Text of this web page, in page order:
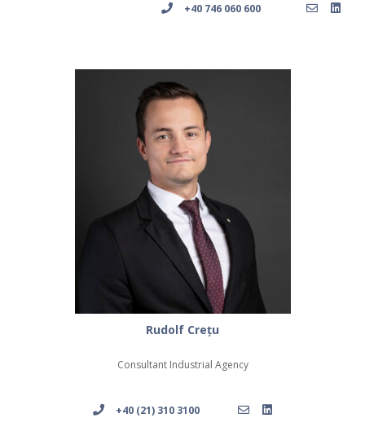
+40 746 060 600
Rudolf Crețu
Consultant Industrial Agency
+40 (21) 310 3100